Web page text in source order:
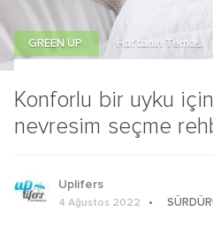
Konforlu bir uyku
nevresim seçme
GREEN UP Haftanın Teması
Uplifers
4 Ağustos 2022